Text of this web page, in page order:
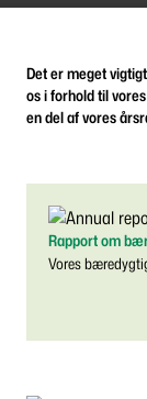
Det er meget
os i forhold til
en del af vores
Rapport om
Vores